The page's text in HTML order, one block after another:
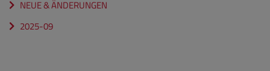
NEUE & ÄNDERUNGEN
2025-09